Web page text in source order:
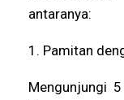
antaranya:
1. Pamitan
Mengunjungi